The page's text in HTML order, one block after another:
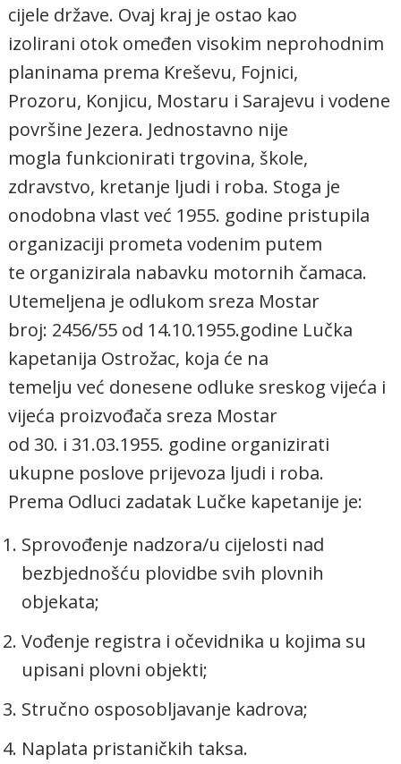
cijele države. Ovaj kraj je ostao kao
izolirani otok omeđen visokim neprohodnim
planinama prema Kreševu, Fojnici,
Prozoru, Konjicu, Mostaru i Sarajevu i vodene
površine Jezera. Jednostavno nije
mogla funkcionirati trgovina, škole,
zdravstvo, kretanje ljudi i roba. Stoga je
onodobna vlast već 1955. godine pristupila
organizaciji prometa vodenim putem
te organizirala nabavku motornih čamaca.
Utemeljena je odlukom sreza Mostar
broj: 2456/55 od 14.10.1955.godine Lučka
kapetanija Ostrožac, koja će na
temelju već donesene odluke sreskog vijeća i
vijeća proizvođača sreza Mostar
od 30. i 31.03.1955. godine organizirati
ukupne poslove prijevoza ljudi i roba.
Prema Odluci zadatak Lučke kapetanije je:
Sprovođenje nadzora/u cijelosti nad
bezbjednošću plovidbe svih plovnih
objekata;
Vođenje registra i očevidnika u kojima su
upisani plovni objekti;
Stručno osposobljavanje kadrova;
Naplata pristaničkih taksa.